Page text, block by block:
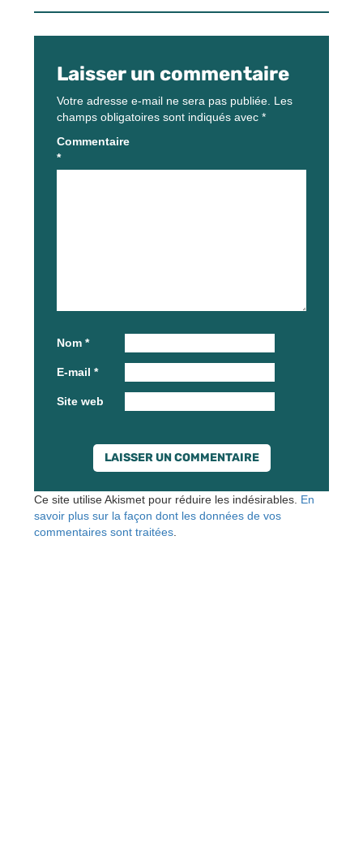
Laisser un commentaire
Votre adresse e-mail ne sera pas publiée. Les
champs obligatoires sont indiqués avec *
Commentaire
*
Nom *
E-mail *
Site web
Ce site utilise Akismet pour réduire les indésirables. En
savoir plus sur la façon dont les données de vos
commentaires sont traitées.